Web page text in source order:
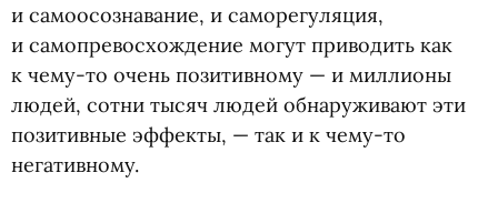
и самоосознавание, и саморегуляция,
и самопревосхождение могут приводить как
к чему-то очень позитивному — и миллионы
людей, сотни тысяч людей обнаруживают эти
позитивные эффекты, — так и к чему-то
негативному.